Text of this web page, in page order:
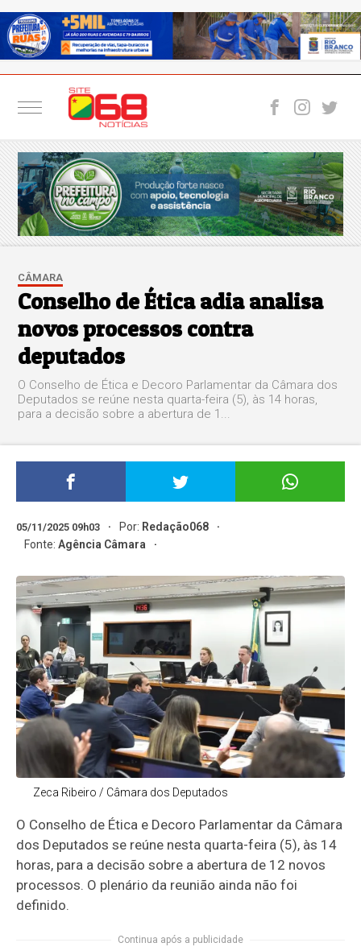
CÂMARA
Conselho de Ética adia analisa
novos processos contra
deputados
O Conselho de Ética e Decoro Parlamentar da Câmara dos
Deputados se reúne nesta quarta-feira (5), às 14 horas,
para a decisão sobre a abertura de 1...
05/11/2025 09h03 Por: Redação068
Fonte:Agência Câmara
Zeca Ribeiro / Câmara dos Deputados
O Conselho de Ética e Decoro Parlamentar da Câmara
dos Deputados se reúne nesta quarta-feira (5), às 14
horas, para a decisão sobre a abertura de 12 novos
processos. O plenário da reunião ainda não foi
definido.
Continua após a publicidade